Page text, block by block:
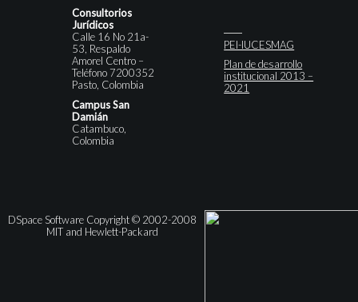
Consultorios
Jurídicos
Calle 16 No 21a-
53, Respaldo
Amorel Centro –
Teléfono 7200352
Pasto, Colombia
Campus San
Damián
Catambuco,
Colombia
PEI-IUCESMAG
Plan de desarrollo
institucional 2013 –
2021
DSpace Software Copyright © 2002-2008
MIT and Hewlett-Packard